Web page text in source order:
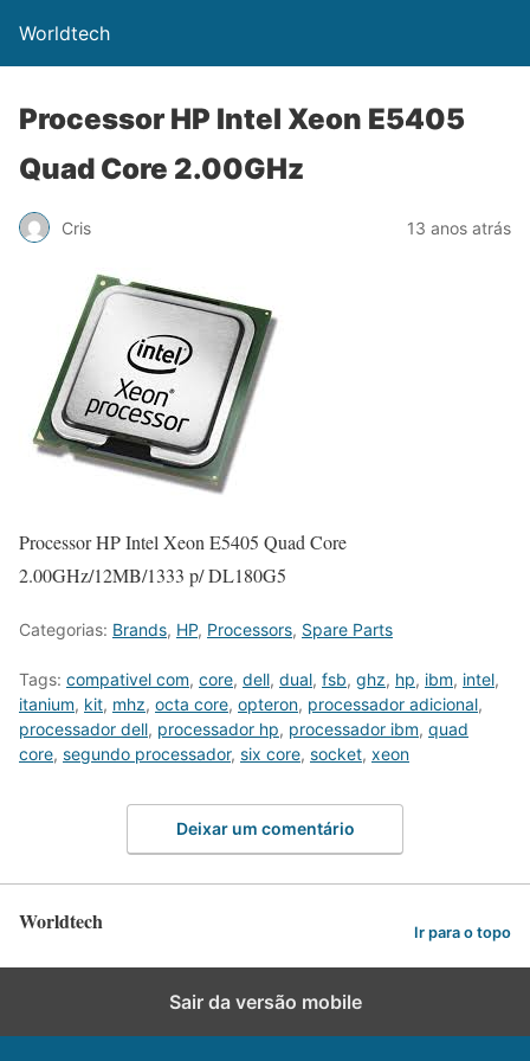
Worldtech
Processor HP Intel Xeon E5405
Quad Core 2.00GHz
Cris 13 anos atrás
Processor HP Intel Xeon E5405 Quad Core
2.00GHz/12MB/1333 p/ DL180G5
Categorias: Brands, HP, Processors, Spare Parts
Tags: compativel com, core, dell, dual, fsb, ghz, hp, ibm, intel,
itanium, kit, mhz, octa core, opteron, processador adicional,
processador dell, processador hp, processador ibm, quad
core, segundo processador, six core, socket, xeon
Deixar um comentário
Worldtech Ir para o topo
Sair da versão mobile